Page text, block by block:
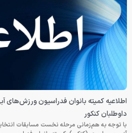
اطلاعیه کمیته بانوان فدراسیون ورزش‌های
داوطلبان کنکور
با توجه به هم‌زمانی مرحله نخست مسابقات